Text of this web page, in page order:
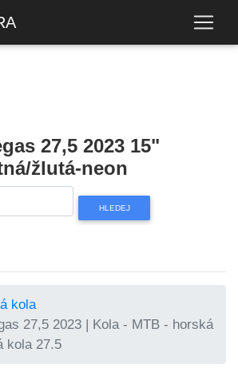
27,5 2023 15"
žlutá-neon
kola
27,5 2023 | Kola - MTB - horská
kola 27.5